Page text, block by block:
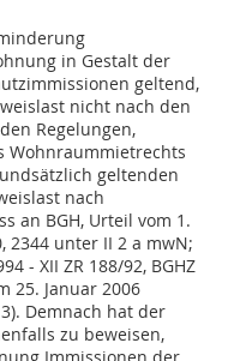
in Gestalt der
geltend,
nicht nach den
Regelungen,
Wohnraummietrechts
geltenden
nach
an BGH, Urteil vom 1.
2344 unter II 2 a mwN;
- XII ZR 188/92, BGHZ
25. Januar 2006
3). Demnach hat der
zu beweisen,